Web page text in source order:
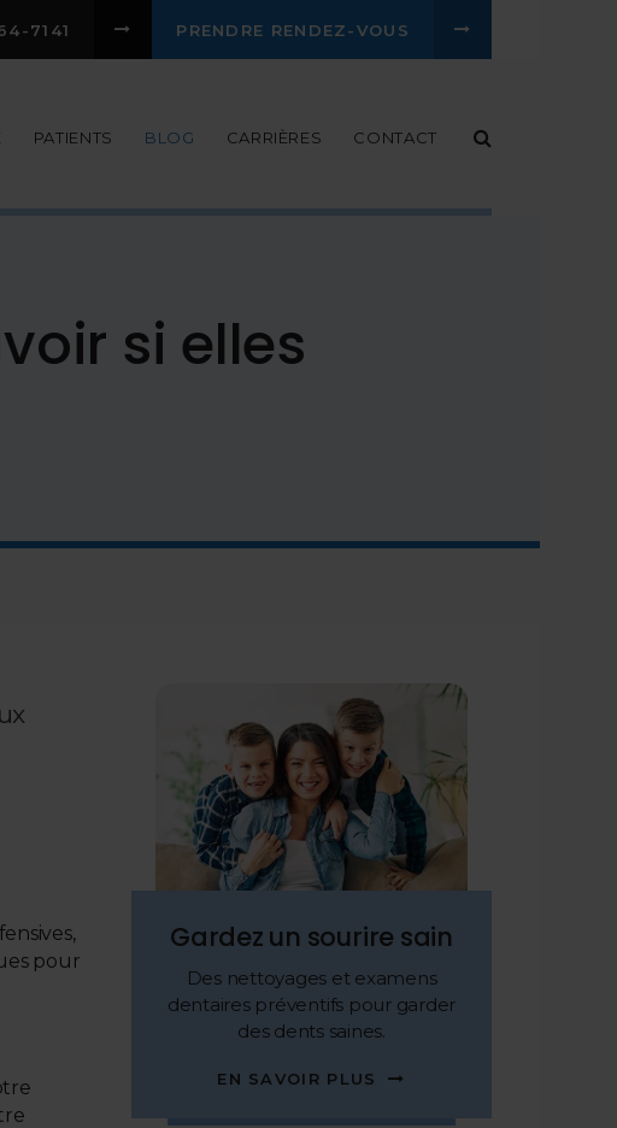
7141 PRENDRE RENDEZ-VOUS
PATIENTS BLOG CARRIÈRES CONTACT
si elles
pour
Gardez un sourire sain
Des nettoyages et examens
dentaires préventifs pour garder
des dents saines.
EN SAVOIR PLUS